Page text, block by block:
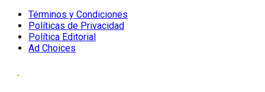
Términos y Condiciones
Políticas de Privacidad
Política Editorial
Ad Choices